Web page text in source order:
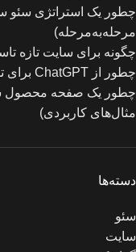
چطور یک استراتژی سئو
مرحله‌به‌مرحله)
چگونه برای سایت تازه‌
چطور از ChatGPT برای تولید محتوا و سئو استفاده کنیم؟
چطور یک صفحه محصول
مثال‌های کاربردی)
دسته‌ها
سئو
سایت